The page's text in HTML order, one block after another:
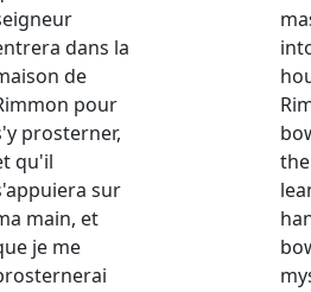
dans la
de
pour
prosterner,
qu'il
sur
main, et
je me